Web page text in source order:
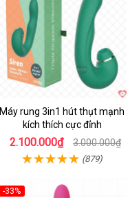
Máy rung 3in1 hút thụt mạnh
kích thích cực đỉnh
2.100.000₫ 3.000.000₫
(879)
-33%